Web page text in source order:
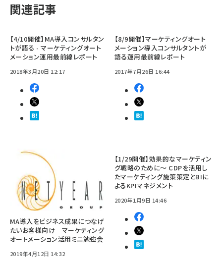
関連記事
【4/10開催】MA導入コンサルタン
トが語る - マーケティングオート
メーション運用最前線レポート
2018年3月20日 12:17
【8/9開催】マーケティングオート
メーション導入コンサルタントが
語る運用最前線レポート
2017年7月26日 16:44
MA導入をビジネス成果につなげ
たいお客様向け マーケティング
オートメーション活用ミニ勉強会
2019年4月12日 14:32
【1/29開催】効果的なマーケティン
グ戦略のために～ CDPを活用し
たマーケティング施策策定とBIに
よるKPIマネジメント
2020年1月9日 14:46